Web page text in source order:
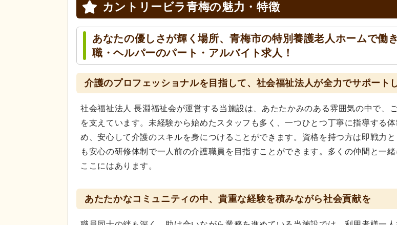
カントリービラ青梅の魅力・特徴
あなたの優しさが輝く場所、青梅市の特別養護老人ホームで働
職・ヘルパーのパート・アルバイト求人！
介護のプロフェッショナルを目指して、社会福祉法人が全力でサポート
社会福祉法人 長淵福祉会が運営する当施設は、あたたかみのある雰囲気の中で、
を支えています。未経験から始めたスタッフも多く、一つひとつ丁寧に指導する
め、安心して介護のスキルを身につけることができます。資格を持つ方は即戦力
も安心の研修体制で一人前の介護職員を目指すことができます。多くの仲間と一
ここにはあります。
あたたかなコミュニティの中、貴重な経験を積みながら社会貢献を